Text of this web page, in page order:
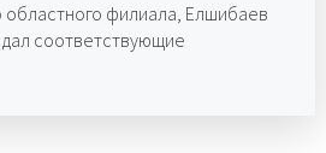
областного филиала, Елшибаев
соответствующие